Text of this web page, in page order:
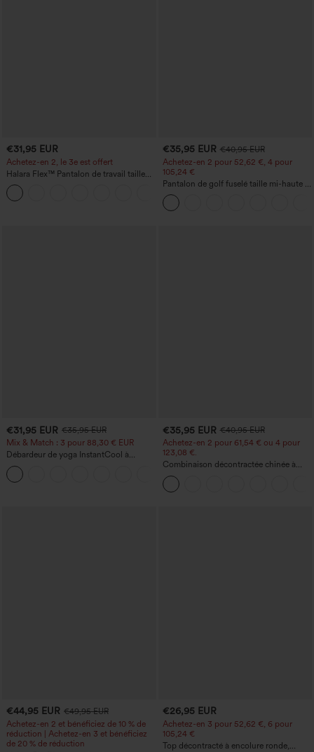
€31,95 EUR
Achetez-en 2, le 3e est offert
Halara Flex™ Pantalon de travail taille
haute avec poche latérale arrière et
légère coupe évasée
€35,95 EUR €40,95 EUR
Achetez-en 2 pour 52,62 €, 4 pour
105,24 €
Pantalon de golf fuselé taille mi-haute à
cordon, ourlet incurvé, séchage rapide,
avec poches — UPF40+
€31,95 EUR €35,95 EUR
Mix & Match : 3 pour 88,30 € EUR
Débardeur de yoga InstantCool à
encolure en U et ourlet arrondi –
UPF50+
€35,95 EUR €40,95 EUR
Achetez-en 2 pour 61,54 € ou 4 pour
123,08 €.
Combinaison décontractée chinée à
bretelles réglables, fronces et jambes
larges, avec poches — facile comme
tout
€44,95 EUR €49,95 EUR
Achetez-en 2 et bénéficiez de 10 % de
réduction | Achetez-en 3 et bénéficiez
de 20 % de réduction
€26,95 EUR
Achetez-en 3 pour 52,62 €, 6 pour
105,24 €
Top décontracté à encolure ronde,